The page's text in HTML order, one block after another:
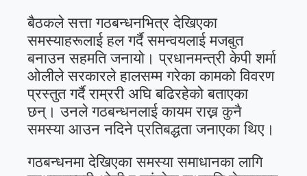
बैठकले सत्ता गठबन्धनभित्र देखिएका
समस्याहरूलाई हल गर्दै समन्वयलाई मजबुत
बनाउन सहमति जनायो। प्रधानमन्त्री केपी शर्मा
ओलीले सरकारले हालसम्म गरेका कामको विवरण
प्रस्तुत गर्दै राम्ररी अघि बढिरहेको बताएका
छन्। उनले गठबन्धनलाई कायम राख्न कुनै
समस्या आउन नदिने प्रतिबद्धता जनाएका थिए।
गठबन्धनमा देखिएका समस्या समाधानका लागि